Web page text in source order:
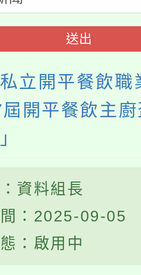
送出
立開平餐飲職
屆開平餐飲主
資料組長
：2025-09-05
：啟用中